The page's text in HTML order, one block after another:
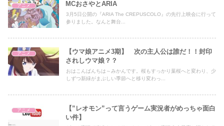
アニメ MCおさやとARIA
3月5日公開の『ARIA The CREPUSCOLO』の先行上映会に行って
参りました。なんと舞台...
アニメ
【ウマ娘アニメ3期】 次の主人公は誰だ！！封印
されしウマ娘？？
おはこんばんちは～みかんです。桜もすっかり葉桜へと変わり、少
しずつ新緑がまぶしい季節へと移り変わっ...
アニメ
【”レオモン”って言うゲーム実況者がめっちゃ面白
い件】